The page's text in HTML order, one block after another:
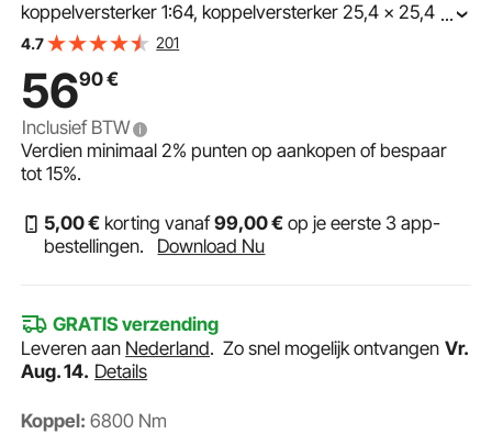
koppelversterker 1:64, koppelversterker 25,4 x 25,4
mm, koppelversterker wielsleutelset 21# vierkant 33
...
4.7 201
5690€
Inclusief BTW
Verdien minimaal2% punten op aankopen of bespaar
tot15%.
5,00€ korting vanaf99,00€ op je eerste 3 app-
bestellingen.
Download Nu
GRATIS verzending
Leveren aan Nederland.Zo snel mogelijk ontvangen Vr.
Aug. 14. Details
Koppel: 6800 Nm